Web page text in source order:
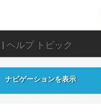
| ヘルプ トピック
ナビゲーションを表示